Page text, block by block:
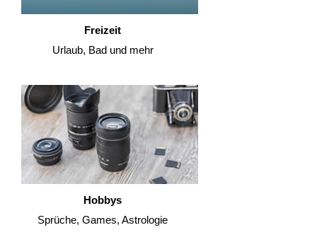
Freizeit
Urlaub, Bad und mehr
Hobbys
Sprüche, Games, Astrologie